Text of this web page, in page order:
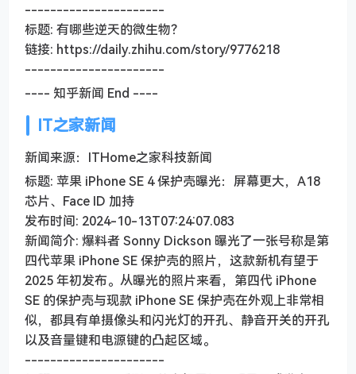
----------------------
标题: 有哪些逆天的微生物？
链接: https://daily.zhihu.com/story/9776218
----------------------
---- 知乎新闻 End ----
IT之家新闻
新闻来源：ITHome之家科技新闻
标题: 苹果 iPhone SE 4 保护壳曝光：屏幕更大，A18
芯片、Face ID 加持
发布时间: 2024-10-13T07:24:07.083
新闻简介: 爆料者 Sonny Dickson 曝光了一张号称是第
四代苹果 iPhone SE 保护壳的照片，这款新机有望于
2025 年初发布。从曝光的照片来看，第四代 iPhone
SE 的保护壳与现款 iPhone SE 保护壳在外观上非常相
似，都具有单摄像头和闪光灯的开孔、静音开关的开孔
以及音量键和电源键的凸起区域。
----------------------